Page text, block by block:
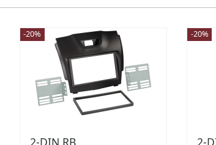
-20%
2-DIN RB
-20%
2-